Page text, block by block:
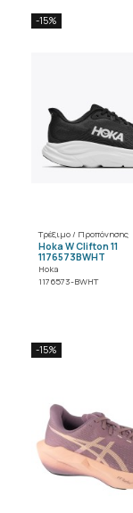
-15%
Τρέξιμο / Προπόνησης
Hoka W Clifton 11
1176573BWHT
Hoka
1176573-BWHT
-15%